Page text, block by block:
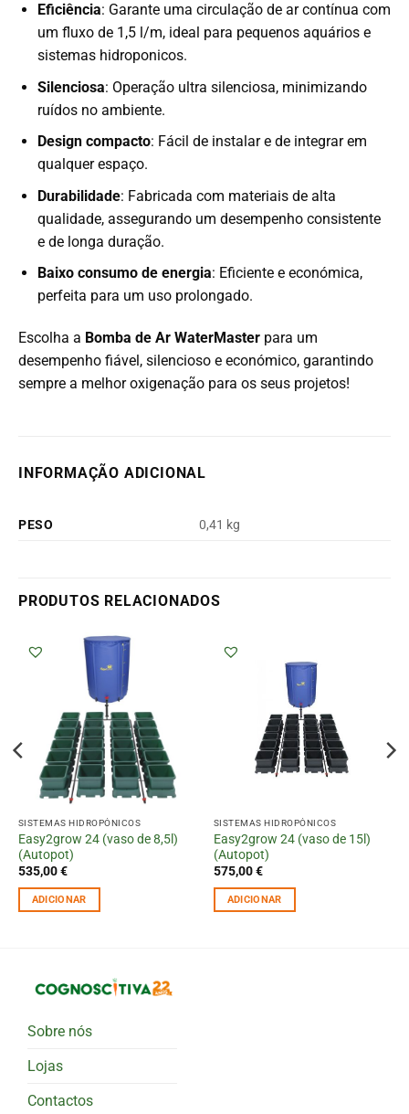
Eficiência: Garante uma circulação de ar contínua com
um fluxo de 1,5 l/m, ideal para pequenos aquários e
sistemas hidroponicos.
Silenciosa: Operação ultra silenciosa, minimizando
ruídos no ambiente.
Design compacto: Fácil de instalar e de integrar em
qualquer espaço.
Durabilidade: Fabricada com materiais de alta
qualidade, assegurando um desempenho consistente
e de longa duração.
Baixo consumo de energia: Eficiente e económica,
perfeita para um uso prolongado.
Escolha a Bomba de Ar WaterMaster para um
desempenho fiável, silencioso e económico, garantindo
sempre a melhor oxigenação para os seus projetos!
INFORMAÇÃO ADICIONAL
PESO 0,41 kg
PRODUTOS RELACIONADOS
SISTEMAS HIDROPÓNICOS
Easy2grow 24 (vaso de 8,5l)
(Autopot)
535,00€
ADICIONAR
SISTEMAS HIDROPÓNICOS
Easy2grow 24 (vaso de 15l)
(Autopot)
575,00€
ADICIONAR
Sobre nós
Lojas
Contactos